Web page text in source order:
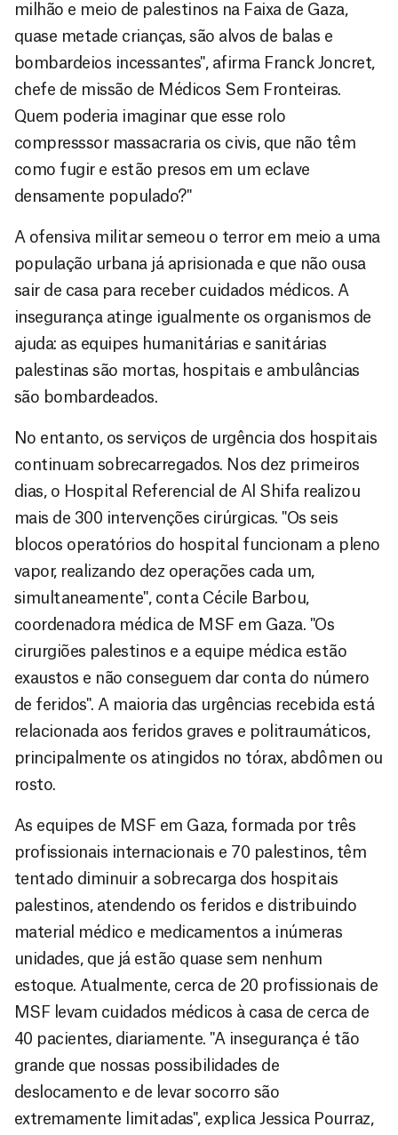
milhão e meio de palestinos na Faixa de Gaza,
quase metade crianças, são alvos de balas e
bombardeios incessantes", afirma Franck Joncret,
chefe de missão de Médicos Sem Fronteiras.
Quem poderia imaginar que esse rolo
compresssor massacraria os civis, que não têm
como fugir e estão presos em um eclave
densamente populado?"
A ofensiva militar semeou o terror em meio a uma
população urbana já aprisionada e que não ousa
sair de casa para receber cuidados médicos. A
insegurança atinge igualmente os organismos de
ajuda: as equipes humanitárias e sanitárias
palestinas são mortas, hospitais e ambulâncias
são bombardeados.
No entanto, os serviços de urgência dos hospitais
continuam sobrecarregados. Nos dez primeiros
dias, o Hospital Referencial de Al Shifa realizou
mais de 300 intervenções cirúrgicas. "Os seis
blocos operatórios do hospital funcionam a pleno
vapor, realizando dez operações cada um,
simultaneamente", conta Cécile Barbou,
coordenadora médica de MSF em Gaza. "Os
cirurgiões palestinos e a equipe médica estão
exaustos e não conseguem dar conta do número
de feridos". A maioria das urgências recebida está
relacionada aos feridos graves e politraumáticos,
principalmente os atingidos no tórax, abdômen ou
rosto.
As equipes de MSF em Gaza, formada por três
profissionais internacionais e 70 palestinos, têm
tentado diminuir a sobrecarga dos hospitais
palestinos, atendendo os feridos e distribuindo
material médico e medicamentos a inúmeras
unidades, que já estão quase sem nenhum
estoque. Atualmente, cerca de 20 profissionais de
MSF levam cuidados médicos à casa de cerca de
40 pacientes, diariamente. "A insegurança é tão
grande que nossas possibilidades de
deslocamento e de levar socorro são
extremamente limitadas", explica Jessica Pourraz,